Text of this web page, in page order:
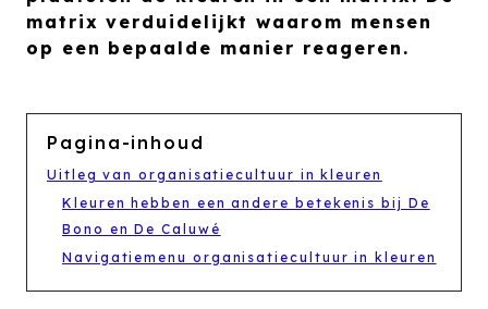
matrix verduidelijkt waarom mensen
op een bepaalde manier reageren.
Pagina-inhoud
Uitleg van organisatiecultuur in kleuren
Kleuren hebben een andere betekenis bij De
Bono en De Caluwé
Navigatiemenu organisatiecultuur in kleuren